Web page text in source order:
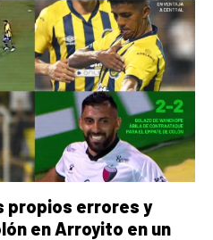
propios errores y
en Arroyito en un